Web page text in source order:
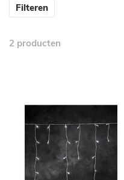
Filteren
2 producten